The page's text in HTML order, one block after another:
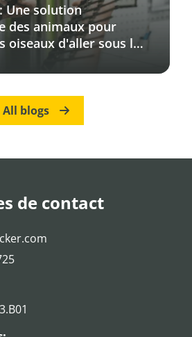
Une solution
des animaux pour
oiseaux d'aller sous les
All blogs
de contact